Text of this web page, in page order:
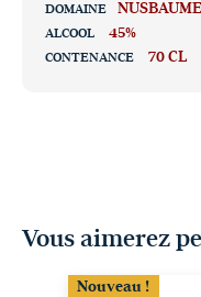
DOMAINE
ALCOOL 45%
CONTENANCE 70 CL
Vous aimerez
Nouveau !